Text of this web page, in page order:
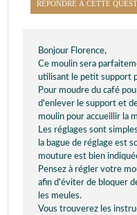
RÉPONDRE À CETTE
Bonjour Florence,
Ce moulin sera
utilisant le petit support
Pour moudre du café
d'enlever le support et
moulin pour accueillir la
Les réglages sont
la bague de réglage est
mouture est bien
Pensez à régler votre
afin d'éviter de bloquer
les meules.
Vous trouverez les